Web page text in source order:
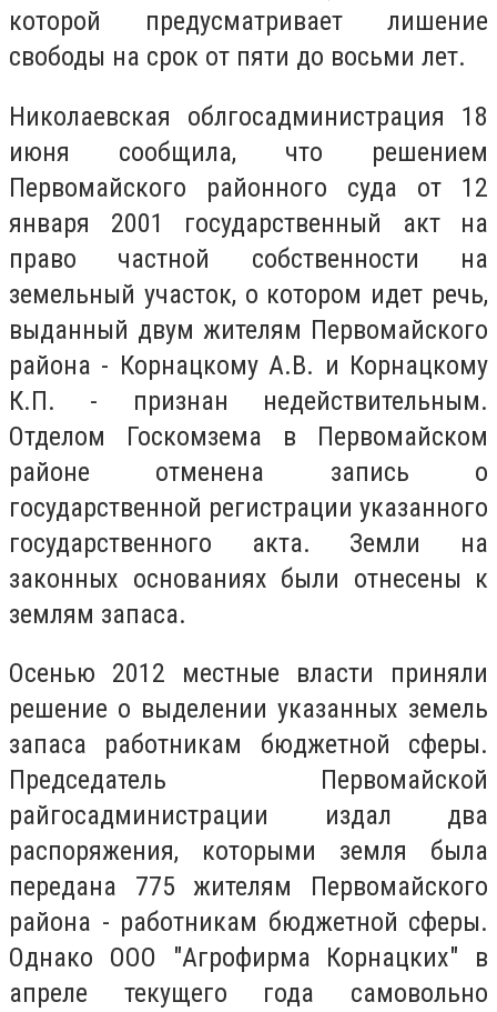
которой предусматривает лишение
свободы на срок от пяти до восьми лет.
Николаевская облгосадминистрация 18
июня сообщила, что решением
Первомайского районного суда от 12
января 2001 государственный акт на
право частной собственности на
земельный участок, о котором идет речь,
выданный двум жителям Первомайского
района - Корнацкому А.В. и Корнацкому
К.П. - признан недействительным.
Отделом Госкомзема в Первомайском
районе отменена запись о
государственной регистрации указанного
государственного акта. Земли на
законных основаниях были отнесены к
землям запаса.
Осенью 2012 местные власти приняли
решение о выделении указанных земель
запаса работникам бюджетной сферы.
Председатель Первомайской
райгосадминистрации издал два
распоряжения, которыми земля была
передана 775 жителям Первомайского
района - работникам бюджетной сферы.
Однако ООО "Агрофирма Корнацких" в
апреле текущего года самовольно